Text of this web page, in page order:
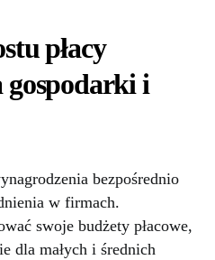
płacy
i
bezpośrednio
w firmach.
swoje budżety płacowe,
dla małych i średnich